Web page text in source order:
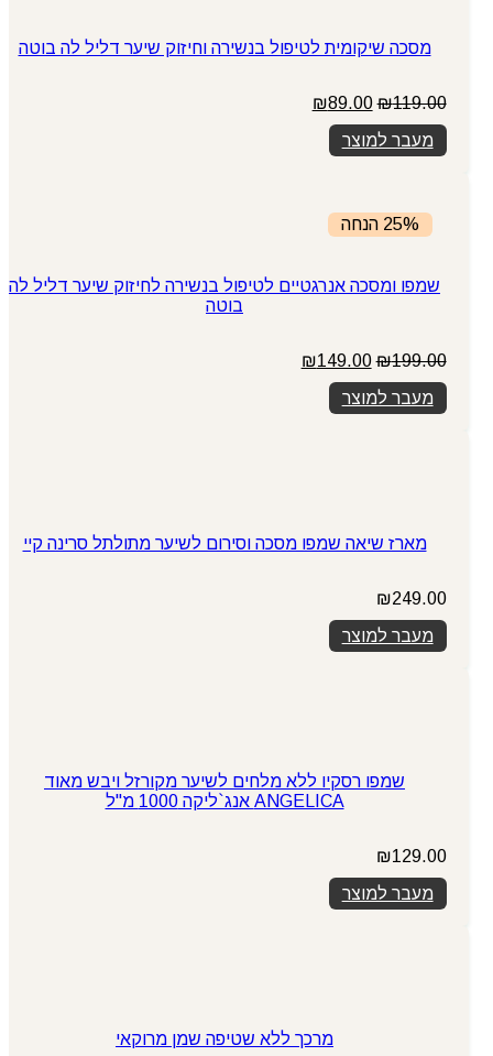
מסכה שיקומית לטיפול בנשירה וחיזוק שיער דליל לה בוטה
₪119.00
המחיר
המקורי
היה:
₪119.00.
₪89.00
מעבר למוצר
25% הנחה
שמפו ומסכה אנרגטיים לטיפול בנשירה לחיזוק שיער דליל לה
בוטה
₪199.00
המחיר
המקורי
היה:
₪199.00.
₪149.00
מעבר למוצר
מארז שיאה שמפו מסכה וסירום לשיער מתולתל סרינה קיי
₪249.00
מעבר למוצר
שמפו רסקיו ללא מלחים לשיער מקורזל ויבש מאוד
ANGELICA אנג`ליקה 1000 מ"ל
₪129.00
מעבר למוצר
מרכך ללא שטיפה שמן מרוקאי